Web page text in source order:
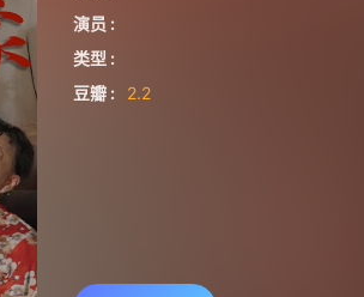
演员 :
类型 :
豆瓣 :
2.2